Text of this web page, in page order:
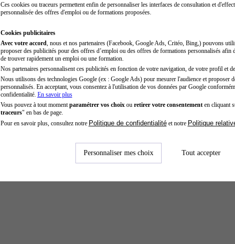
Ces cookies ou traceurs permettent enfin de personnaliser les interfaces de consultation et
personnalisée des offres d'emploi ou de formations proposées.
Cookies publicitaires
Avec votre accord , nous et nos partenaires (Facebook, Google Ads, Critéo, Bing,) pouvons
proposer des publicités pour des offres d’emploi ou des offres de formations personnalisés afin
de trouver rapidement un emploi ou une formation.
Nos partenaires personnalisent ces publicités en fonction de votre navigation, de votre profil et
Nous utilisons des technologies Google (ex : Google Ads) pour mesurer l'audience et proposer
personnalisés. En acceptant, vous consentez à l'utilisation de vos données par Google
confidentialité. En savoir plus
Vous pouvez à tout moment paramétrer vos choixou retirer votre consentementen cliquant
traceurs" en bas de page.
Pour en savoir plus, consultez notre Politique de confidentialitéet notre Politique
Personnaliser mes choix Tout accepter